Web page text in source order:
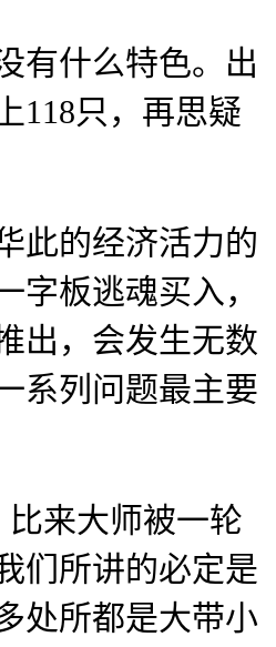
有什么特色。出
118只，再思疑
此的经济活力的
板逃魂买入，
出，会发生无数
系列问题最主要
来大师被一轮
们所讲的必定是
处所都是大带小